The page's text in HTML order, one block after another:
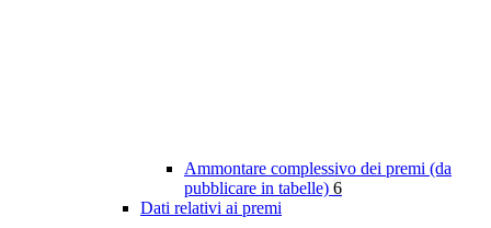
Ammontare complessivo dei premi (da
pubblicare in tabelle) 6
Dati relativi ai premi